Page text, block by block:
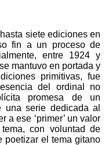
siete ediciones en
fin a un proceso de
entre 1924 y
mantuvo en portada y
primitivas, fue
del ordinal no
promesa de un
una serie dedicada al
a ese ‘primer’ un valor
con voluntad de
poetizar el tema gitano